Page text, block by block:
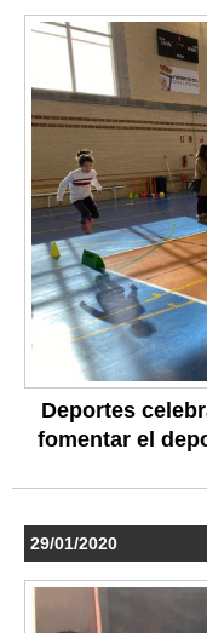
Deportes
fomentar el
29/01/2020